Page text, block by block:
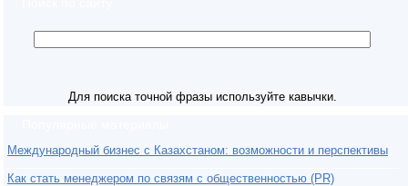
Для поиска точной фразы используйте кавычки.
Международный бизнес с Казахстаном: возможности и перспективы
Как стать менеджером по связям с общественностью (PR)